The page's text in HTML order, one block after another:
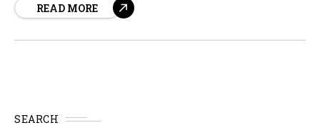
reflexiones sobre el futuro Pontífice. Hace 45 años,
READ MORE
SEARCH